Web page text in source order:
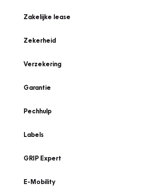
Zakelijke lease
Zekerheid
Verzekering
Garantie
Pechhulp
Labels
GRIP Expert
E-Mobility